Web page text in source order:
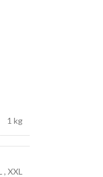
1 kg
, XXL